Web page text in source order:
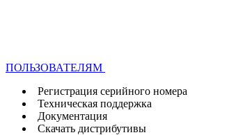
ПОЛЬЗОВАТЕЛЯМ
Регистрация серийного номера
Техническая поддержка
Документация
Скачать дистрибутивы